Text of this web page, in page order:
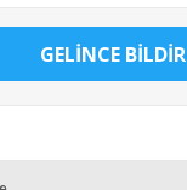
GELİNCE BİLDİR